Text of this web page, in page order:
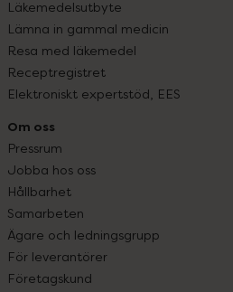
Läkemedelsutbyte
Lämna in gammal medicin
Resa med läkemedel
Receptregistret
Elektroniskt expertstöd, EES
Om oss
Pressrum
Jobba hos oss
Hållbarhet
Samarbeten
Ägare och ledningsgrupp
För leverantörer
Företagskund